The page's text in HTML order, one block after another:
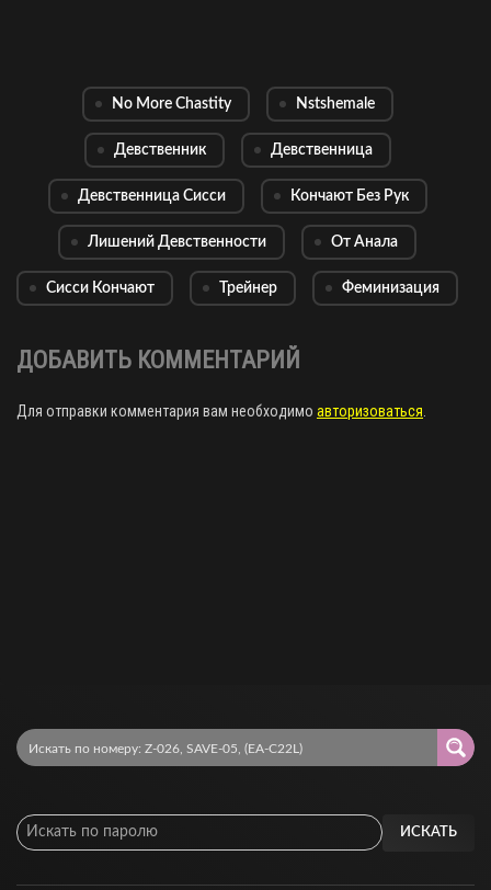
No More Chastity Nstshemale
Девственник Девственница
Девственница Сисси Кончают Без Рук
Лишений Девственности От Анала
Сисси Кончают Трейнер Феминизация
ДОБАВИТЬ КОММЕНТАРИЙ
Для отправки комментария вам необходимо авторизоваться
ИСКАТЬ